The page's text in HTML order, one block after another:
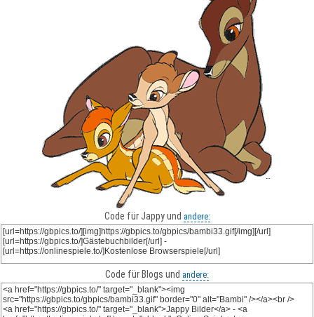
Code für Jappy und andere:
Code für Blogs und andere: